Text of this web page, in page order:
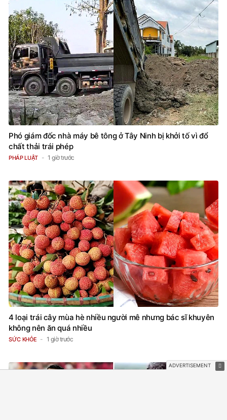
Phó giám đốc nhà máy bê tông ở Tây Ninh bị khởi tố vì đổ
chất thải trái phép
PHÁP LUẬT 1 giờ trước
4 loại trái cây mùa hè nhiều người mê nhưng bác sĩ khuyên
không nên ăn quá nhiều
SỨC KHỎE 1 giờ trước